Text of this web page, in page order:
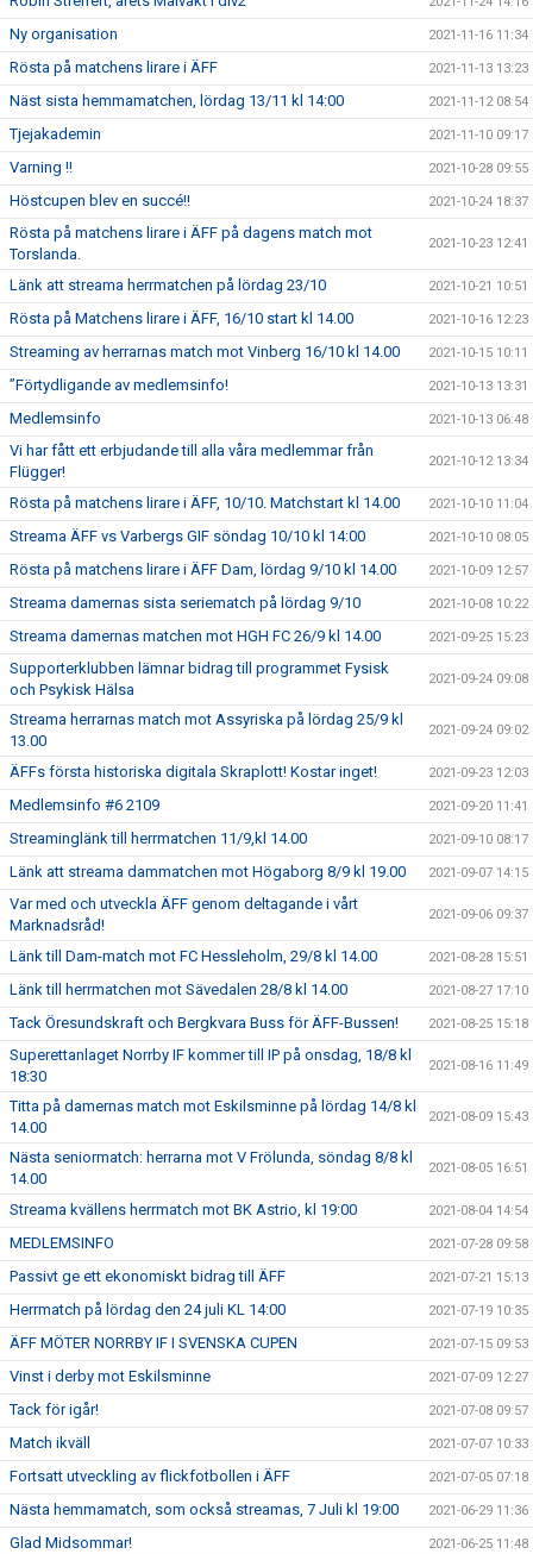
Ny organisation 2021-11-16 11:34
Rösta på matchens lirare i ÄFF 2021-11-13 13:23
Näst sista hemmamatchen, lördag 13/11 kl 14:00 2021-11-12 08:54
Tjejakademin 2021-11-10 09:17
Varning !! 2021-10-28 09:55
Höstcupen blev en succé!! 2021-10-24 18:37
Rösta på matchens lirare i ÄFF på dagens match mot
Torslanda.
2021-10-23 12:41
Länk att streama herrmatchen på lördag 23/10 2021-10-21 10:51
Rösta på Matchens lirare i ÄFF, 16/10 start kl 14.00 2021-10-16 12:23
Streaming av herrarnas match mot Vinberg 16/10 kl 14.00 2021-10-15 10:11
”Förtydligande av medlemsinfo! 2021-10-13 13:31
Medlemsinfo 2021-10-13 06:48
Vi har fått ett erbjudande till alla våra medlemmar från
Flügger!
2021-10-12 13:34
Rösta på matchens lirare i ÄFF, 10/10. Matchstart kl 14.00 2021-10-10 11:04
Streama ÄFF vs Varbergs GIF söndag 10/10 kl 14:00 2021-10-10 08:05
Rösta på matchens lirare i ÄFF Dam, lördag 9/10 kl 14.00 2021-10-09 12:57
Streama damernas sista seriematch på lördag 9/10 2021-10-08 10:22
Streama damernas matchen mot HGH FC 26/9 kl 14.00 2021-09-25 15:23
Supporterklubben lämnar bidrag till programmet Fysisk
och Psykisk Hälsa
2021-09-24 09:08
Streama herrarnas match mot Assyriska på lördag 25/9 kl
13.00
2021-09-24 09:02
ÄFFs första historiska digitala Skraplott! Kostar inget! 2021-09-23 12:03
Medlemsinfo #6 2109 2021-09-20 11:41
Streaminglänk till herrmatchen 11/9,kl 14.00 2021-09-10 08:17
Länk att streama dammatchen mot Högaborg 8/9 kl 19.00 2021-09-07 14:15
Var med och utveckla ÄFF genom deltagande i vårt
Marknadsråd!
2021-09-06 09:37
Länk till Dam-match mot FC Hessleholm, 29/8 kl 14.00 2021-08-28 15:51
Länk till herrmatchen mot Sävedalen 28/8 kl 14.00 2021-08-27 17:10
Tack Öresundskraft och Bergkvara Buss för ÄFF-Bussen! 2021-08-25 15:18
Superettanlaget Norrby IF kommer till IP på onsdag, 18/8 kl
18:30
2021-08-16 11:49
Titta på damernas match mot Eskilsminne på lördag 14/8 kl
14.00
2021-08-09 15:43
Nästa seniormatch: herrarna mot V Frölunda, söndag 8/8 kl
14.00
2021-08-05 16:51
Streama kvällens herrmatch mot BK Astrio, kl 19:00 2021-08-04 14:54
MEDLEMSINFO 2021-07-28 09:58
Passivt ge ett ekonomiskt bidrag till ÄFF 2021-07-21 15:13
Herrmatch på lördag den 24 juli KL 14:00 2021-07-19 10:35
ÄFF MÖTER NORRBY IF I SVENSKA CUPEN 2021-07-15 09:53
Vinst i derby mot Eskilsminne 2021-07-09 12:27
Tack för igår! 2021-07-08 09:57
Match ikväll 2021-07-07 10:33
Fortsatt utveckling av flickfotbollen i ÄFF 2021-07-05 07:18
Nästa hemmamatch, som också streamas, 7 Juli kl 19:00 2021-06-29 11:36
Glad Midsommar! 2021-06-25 11:48